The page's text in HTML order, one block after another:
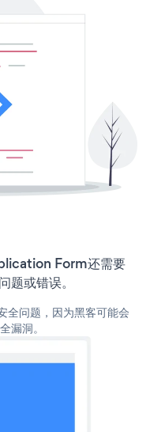
Form还需要
或错误。
全问题，因为黑客可能会
漏洞。